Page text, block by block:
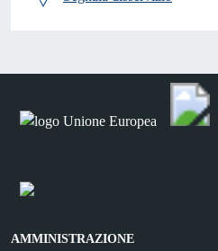
AMMINISTRAZIONE